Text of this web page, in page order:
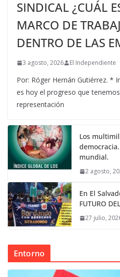
SINDICAL ¿CUÁL
MARCO DE
DENTRO DE LAS
3 agosto, 2026 El Independiente
Por: Róger Hernán Gutiérrez. *
es hoy el progreso que
representación
Los
mundial.
2 agosto,
En El
FUTURO
27 julio,
Entorno